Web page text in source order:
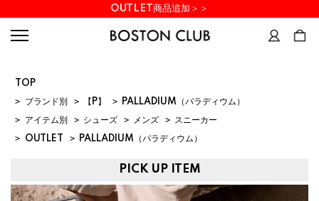
OUTLET商品追加＞＞
TOP
> ブランド別 > 【P】 > PALLADIUM（パラディウム）
> アイテム別 > シューズ > メンズ > スニーカー
> OUTLET > PALLADIUM（パラディウム）
PICK UP ITEM